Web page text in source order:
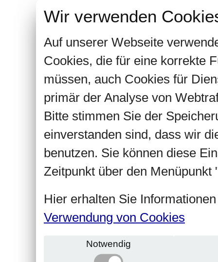
Wir verwenden
Auf unserer Webseite
Cookies, die für eine korrekte
müssen, auch Cookies für
primär der Analyse von
Bitte stimmen Sie der
einverstanden sind, dass wir
benutzen. Sie können diese
Zeitpunkt über den Menüpunkt
Hier erhalten Sie
Verwendung von Cookies
Notwendig